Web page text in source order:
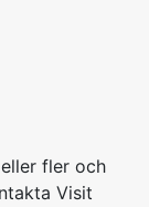
fler och
Visit